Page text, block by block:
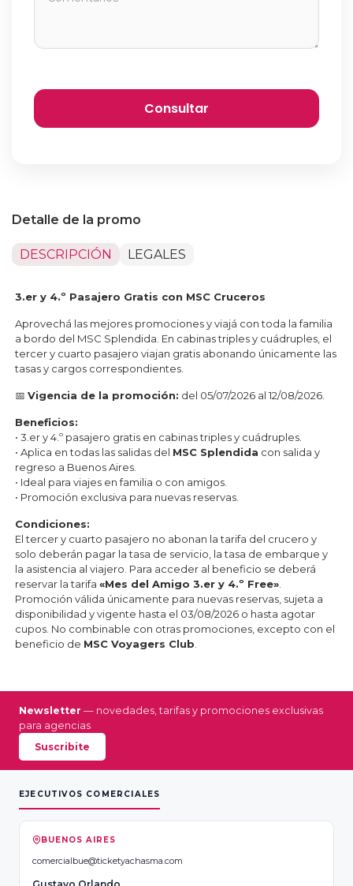
Detalle de la promo
DESCRIPCIÓN LEGALES
3.er y 4.º Pasajero Gratis con MSC Cruceros
Aprovechá las mejores promociones y viajá con toda la familia
a bordo del MSC Splendida. En cabinas triples y cuádruples, el
tercer y cuarto pasajero viajan gratis abonando únicamente las
tasas y cargos correspondientes.
📅Vigencia de la promoción: del 05/07/2026 al 12/08/2026.
Beneficios:
• 3.er y 4.º pasajero gratis en cabinas triples y cuádruples.
• Aplica en todas las salidas del MSC Splendida con salida y
regreso a Buenos Aires.
• Ideal para viajes en familia o con amigos.
• Promoción exclusiva para nuevas reservas.
Condiciones:
El tercer y cuarto pasajero no abonan la tarifa del crucero y
solo deberán pagar la tasa de servicio, la tasa de embarque y
la asistencia al viajero. Para acceder al beneficio se deberá
reservar la tarifa«Mes del Amigo 3.er y 4.º Free».
Promoción válida únicamente para nuevas reservas, sujeta a
disponibilidad y vigente hasta el 03/08/2026 o hasta agotar
cupos. No combinable con otras promociones, excepto con el
beneficio de MSC Voyagers Club.
Newsletter — novedades, tarifas y promociones exclusivas
para agencias
Suscribite
EJECUTIVOS COMERCIALES
BUENOS AIRES
comercialbue@ticketyachasma.com